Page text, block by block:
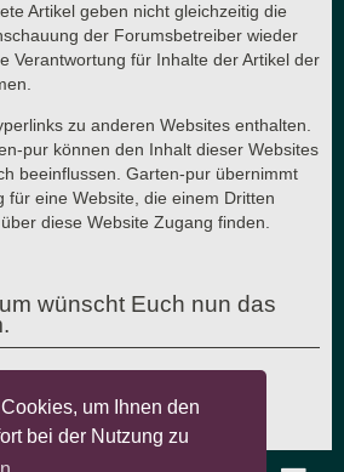
um Ihnen den
bei der Nutzung zu
Artikel geben nicht gleichzeitig die
der Forumsbetreiber wieder
Verantwortung für Inhalte der Artikel der
zu anderen Websites enthalten.
pur können den Inhalt dieser Websites
beeinflussen. Garten-pur übernimmt
für eine Website, die einem Dritten
diese Website Zugang finden.
wünscht Euch nun das
- © Garten-pur GbR